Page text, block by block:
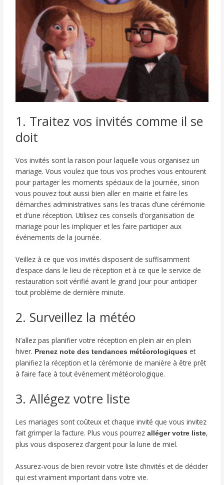
1. Traitez vos invités comme il se
doit
Vos invités sont la raison pour laquelle vous organisez un
mariage. Vous voulez que tous vos proches vous entourent
pour partager les moments spéciaux de la journée, sinon
vous pouvez tout aussi bien aller en mairie et faire les
démarches administratives sans les tracas d’une cérémonie
et d’une réception. Utilisez ces conseils d’organisation de
mariage pour les impliquer et les faire participer aux
événements de la journée.
Veillez à ce que vos invités disposent de suffisamment
d’espace dans le lieu de réception et à ce que le service de
restauration soit vérifié avant le grand jour pour anticiper
tout problème de dernière minute.
2. Surveillez la météo
N’allez pas planifier votre réception en plein air en plein
hiver. Prenez note des tendances météorologiques et
planifiez la réception et la cérémonie de manière à être prêt
à faire face à tout événement météorologique.
3. Allégez votre liste
Les mariages sont coûteux et chaque invité que vous invitez
fait grimper la facture. Plus vous pourrezalléger votre liste,
plus vous disposerez d’argent pour la lune de miel.
Assurez-vous de bien revoir votre liste d’invités et de décider
qui est vraiment important dans votre vie.